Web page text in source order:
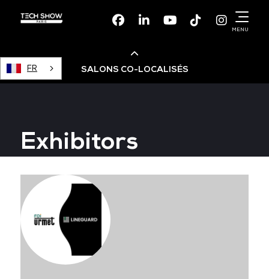
FacebookLinkedinYoutubeTikTok
MENU
FR SALONS CO-LOCALISÉS
Devops Live
Cloud & Cyber Security
Data & AI Leaders Summit
Data Centre World
Exhibitors